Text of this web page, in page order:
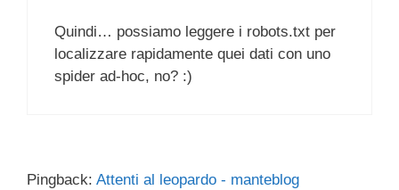
Quindi… possiamo leggere i robots.txt per
localizzare rapidamente quei dati con uno
spider ad-hoc, no? :)
Pingback: Attenti al leopardo - manteblog